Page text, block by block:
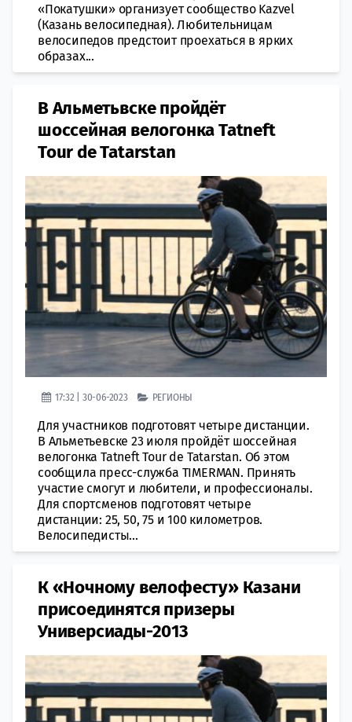
«Покатушки» организует сообщество Kazvel
(Казань велосипедная). Любительницам
велосипедов предстоит проехаться в ярких
образах...
В Альметьвске пройдёт
шоссейная велогонка Tatneft
Tour de Tatarstan
17:32 | 30-06-2023 РЕГИОНЫ
Для участников подготовят четыре дистанции.
В Альметьевске 23 июля пройдёт шоссейная
велогонка Tatneft Tour de Tatarstan. Об этом
сообщила пресс-служба TIMERMAN. Принять
участие смогут и любители, и профессионалы.
Для спортсменов подготовят четыре
дистанции: 25, 50, 75 и 100 километров.
Велосипедисты...
К «Ночному велофесту» Казани
присоединятся призеры
Универсиады-2013